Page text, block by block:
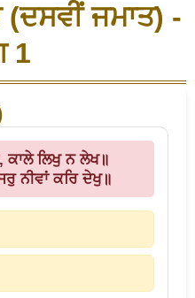
(ਦਸਵੀਂ ਜਮਾਤ) -
1
ਕਾਲੇ ਲਿਖੁ ਨ ਲੇਖ॥
ਨੀਵਾਂ ਕਰਿ ਦੇਖੁ॥